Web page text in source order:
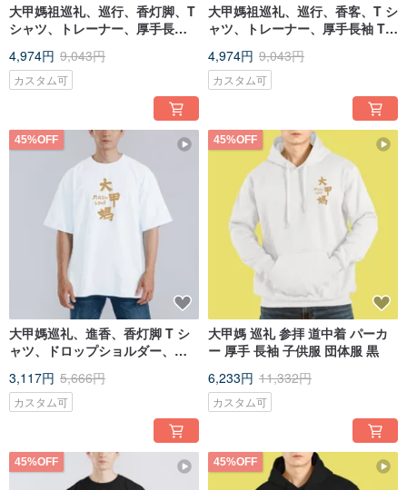
大甲媽祖巡礼、巡行、香灯脚、T
シャツ、トレーナー、厚手長袖 T
ア、ブラック
4,974円 9,043円
カスタム可
大甲媽祖巡礼、巡行、香客、T シ
ャツ、トレーナー、厚手長袖 T
ア、ブラック。
4,974円 9,043円
カスタム可
45%OFF
大甲媽巡礼、進香、香灯脚 T シ
ャツ、ドロップショルダー、オ
トン T シャツ、白 T
3,117円 5,666円
カスタム可
45%OFF
大甲媽 巡礼 参拝 道中着 パーカ
ー 厚手 長袖 子供服 団体服 黒
6,233円 11,332円
カスタム可
45%OFF 45%OFF